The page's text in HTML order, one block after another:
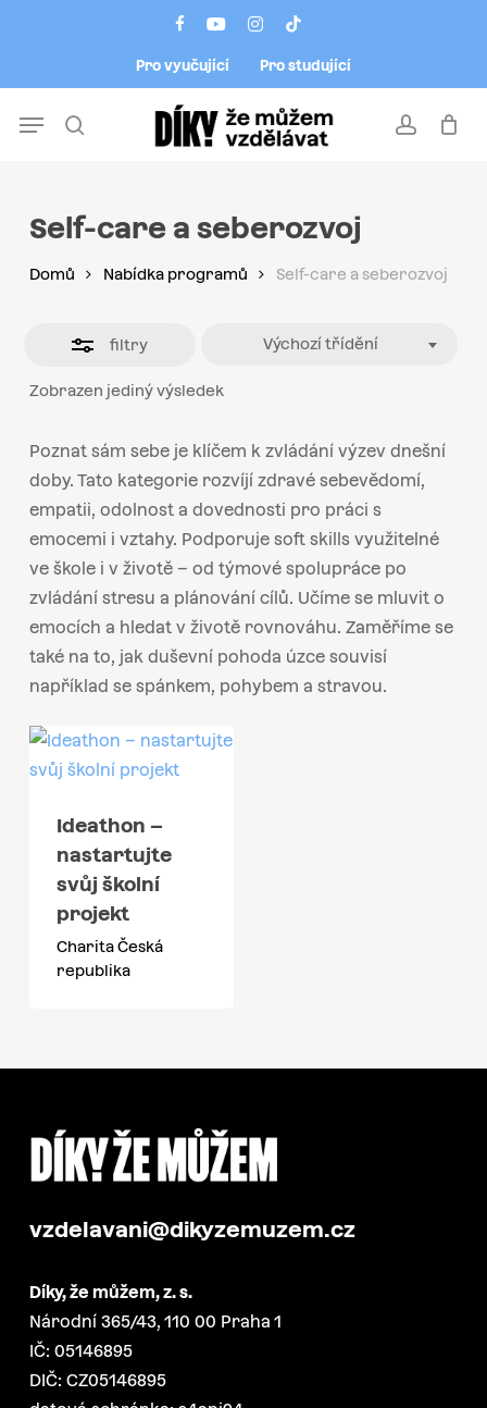
facebookyoutubeinstagram
tiktok
Pro vyučující Pro studující
account
Menu
Self-care a seberozvoj
Domů Nabídka programů Self-care a seberozvoj
filtry
Zobrazen jediný výsledek
Výchozí třídění
Poznat sám sebe je klíčem k zvládání výzev dnešní
doby. Tato kategorie rozvíjí zdravé sebevědomí,
empatii, odolnost a dovednosti pro práci s
emocemi i vztahy. Podporuje soft skills využitelné
ve škole i v životě – od týmové spolupráce po
zvládání stresu a plánování cílů. Učíme se mluvit o
emocích a hledat v životě rovnováhu. Zaměříme se
také na to, jak duševní pohoda úzce souvisí
například se spánkem, pohybem a stravou.
Ideathon –
nastartujte
svůj školní
projekt
Charita Česká
republika
vzdelavani@dikyzemuzem.cz
Díky, že můžem, z. s.
Národní 365/43, 110 00 Praha 1
IČ: 05146895
DIČ: CZ05146895